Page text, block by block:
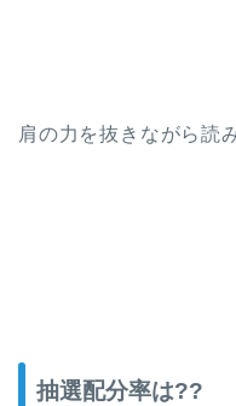
肩の力を抜きながら読
抽選配分率は??